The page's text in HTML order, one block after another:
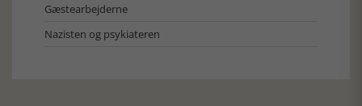
Gæstearbejderne
Nazisten og psykiateren